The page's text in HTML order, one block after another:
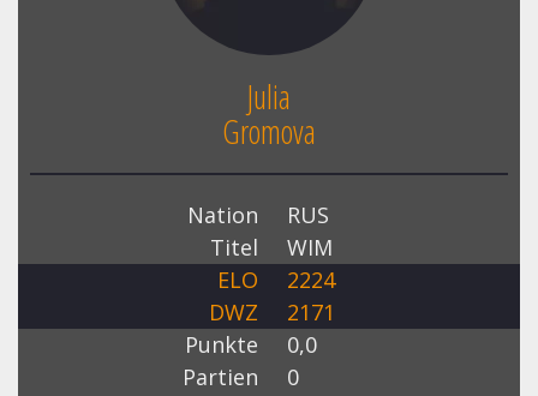
Julia
Gromova
Nation
RUS
Titel
WIM
ELO
2224
DWZ
2171
Punkte
0,0
Partien
0